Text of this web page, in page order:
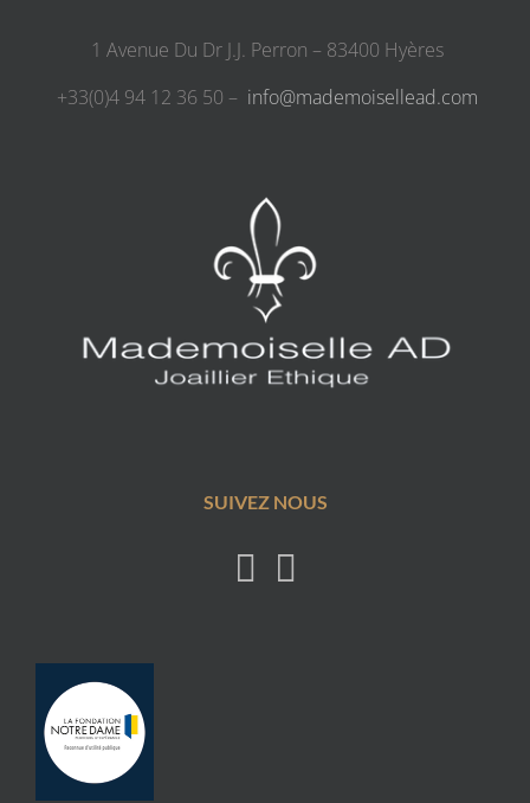
1 Avenue Du Dr J.J. Perron – 83400 Hyères
+33(0)4 94 12 36 50 – info@mademoisellead.com
SUIVEZ NOUS